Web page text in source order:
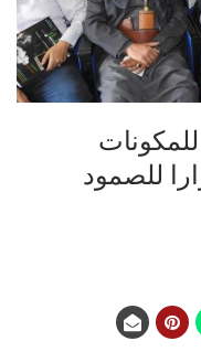
للصمود